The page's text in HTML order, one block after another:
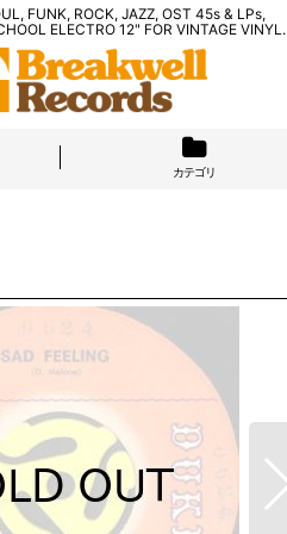
FUNK, ROCK, JAZZ, OST 45s & LPs,
ELECTRO 12" FOR VINTAGE VINYL.
カテゴリ